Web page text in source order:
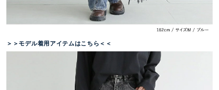
＞＞モデル着用アイテムはこちら＜＜